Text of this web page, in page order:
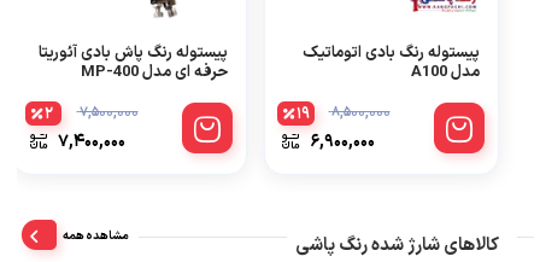
پیستوله رنگ بادی اتوماتیک
مدل A100
8,500,000
6,900,000
19
پیستوله رنگ پاش بادی آئوریتا
حرفه ای مدل MP-400
7,500,000
7,400,000
2
کالاهای شارژ شده رنگ پاشی مشاهده همه